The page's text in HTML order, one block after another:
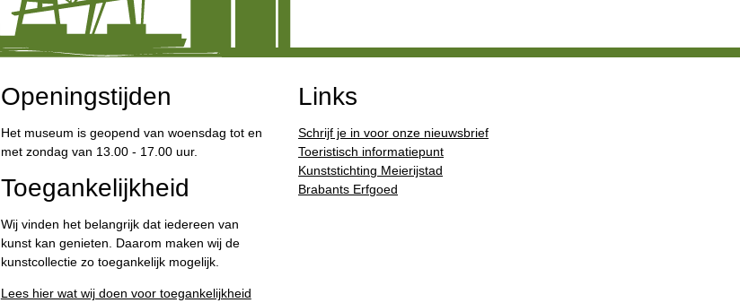
Openingstijden
Het museum is geopend van woensdag tot en
met zondag van 13.00 - 17.00 uur.
Toegankelijkheid
Wij vinden het belangrijk dat iedereen van
kunst kan genieten. Daarom maken wij de
kunstcollectie zo toegankelijk mogelijk.
Lees hier wat wij doen voor toegankelijkheid
Links
Schrijf je in voor onze nieuwsbrief
Toeristisch informatiepunt
Kunststichting Meierijstad
Brabants Erfgoed